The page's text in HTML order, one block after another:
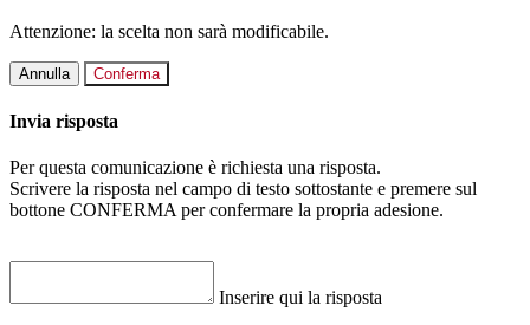
Attenzione: la scelta non sarà modificabile.
Annulla Conferma
Invia risposta
Per questa comunicazione è richiesta una risposta.
Scrivere la risposta nel campo di testo sottostante e premere sul
bottone CONFERMA per confermare la propria adesione.
Inserire qui la risposta